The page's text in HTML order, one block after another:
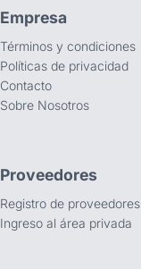
Empresa
Términos y condiciones
Políticas de privacidad
Contacto
Sobre Nosotros
Proveedores
Registro de proveedores
Ingreso al área privada